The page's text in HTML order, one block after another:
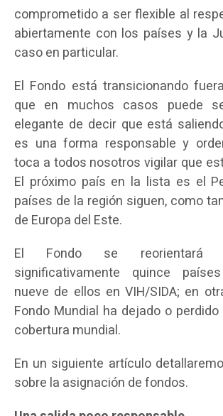
comprometido a ser flexible al
abiertamente con los países y la
caso en particular.
El Fondo está transicionando
que en muchos casos puede
elegante de decir que está
es una forma responsable y
toca a todos nosotros vigilar que
El próximo país en la lista es el
países de la región siguen, como
de Europa del Este.
El Fondo se reorientará
significativamente quince
nueve de ellos en VIH/SIDA; en
Fondo Mundial ha dejado o
cobertura mundial.
En un siguiente artículo
sobre la asignación de fondos.